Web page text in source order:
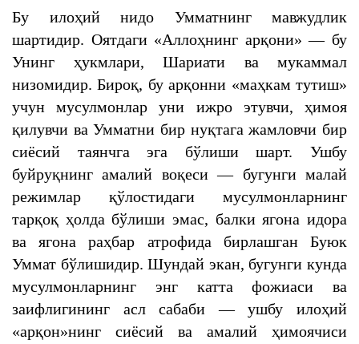
Бу илоҳий нидо Умматнинг мавжудлик
шартидир. Оятдаги «Аллоҳнинг арқони» — бу
Унинг ҳукмлари, Шариати ва мукаммал
низомидир. Бироқ, бу арқонни «маҳкам тутиш»
учун мусулмонлар уни ижро этувчи, ҳимоя
қилувчи ва Умматни бир нуқтага жамловчи бир
сиёсий таянчга эга бўлиши шарт. Ушбу
буйруқнинг амалий воқеси — бугунги малай
режимлар қўлостидаги мусулмонларнинг
тарқоқ ҳолда бўлиши эмас, балки ягона идора
ва ягона раҳбар атрофида бирлашган Буюк
Уммат бўлишидир. Шундай экан, бугунги кунда
мусулмонларнинг энг катта фожиаси ва
заифлигининг асл сабаби — ушбу илоҳий
«арқон»нинг сиёсий ва амалий ҳимоячиси